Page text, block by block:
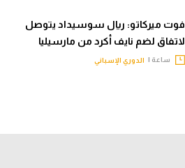
فوت ميركاتو: ريال سوسيداد يتوصل
لاتفاق لضم نايف أكرد من مارسيليا
ساعة | الدوري الإسباني